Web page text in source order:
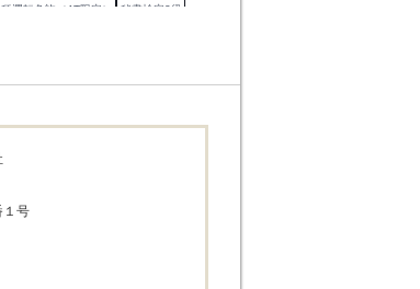
運転免許（AT限定）
秘書検定2級
１号